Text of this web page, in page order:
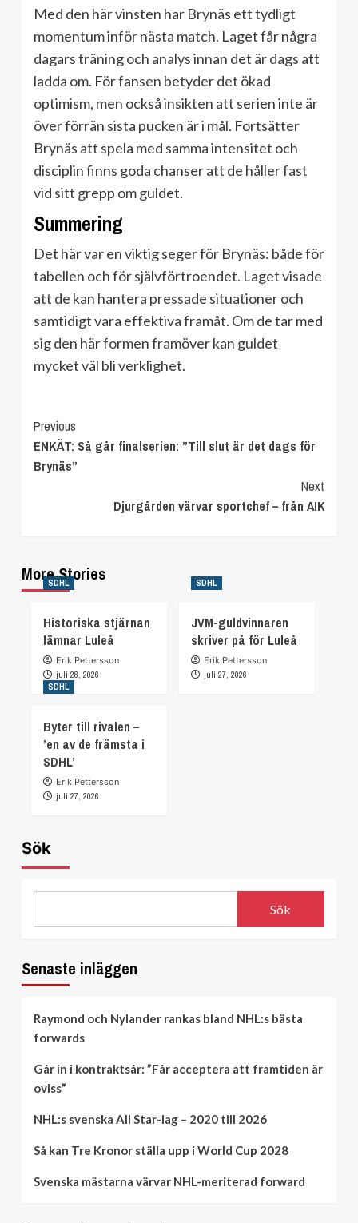
Med den här vinsten har Brynäs ett tydligt
momentum inför nästa match. Laget får några
dagars träning och analys innan det är dags att
ladda om. För fansen betyder det ökad
optimism, men också insikten att serien inte är
över förrän sista pucken är i mål. Fortsätter
Brynäs att spela med samma intensitet och
disciplin finns goda chanser att de håller fast
vid sitt grepp om guldet.
Summering
Det här var en viktig seger för Brynäs: både för
tabellen och för självförtroendet. Laget visade
att de kan hantera pressade situationer och
samtidigt vara effektiva framåt. Om de tar med
sig den här formen framöver kan guldet
mycket väl bli verklighet.
Continue
Reading
Previous
ENKÄT: Så går finalserien: ”Till slut är det dags för
Brynäs”
Next
Djurgården värvar sportchef – från AIK
More Stories
SDHL
Historiska stjärnan
lämnar Luleå
Erik Pettersson
juli 28, 2026
SDHL
JVM-guldvinnaren
skriver på för Luleå
Erik Pettersson
juli 27, 2026
SDHL
Byter till rivalen –
’en av de främsta i
SDHL’
Erik Pettersson
juli 27, 2026
Sök
Sök
Senaste inläggen
Raymond och Nylander rankas bland NHL:s bästa
forwards
Går in i kontraktsår: ”Får acceptera att framtiden är
oviss”
NHL:s svenska All Star-lag – 2020 till 2026
Så kan Tre Kronor ställa upp i World Cup 2028
Svenska mästarna värvar NHL-meriterad forward